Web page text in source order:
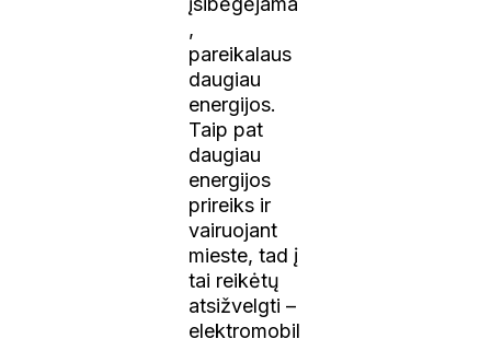
,
pareikalaus
daugiau
energijos.
Taip pat
daugiau
energijos
prireiks ir
vairuojant
mieste, tad į
tai reikėtų
atsižvelgti –
elektromobil